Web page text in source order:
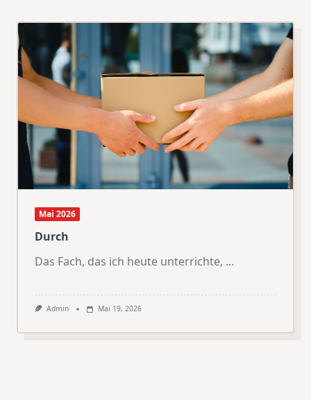
Mai 2026
Durch
Das Fach, das ich heute unterrichte, ...
Admin Mai 19, 2026